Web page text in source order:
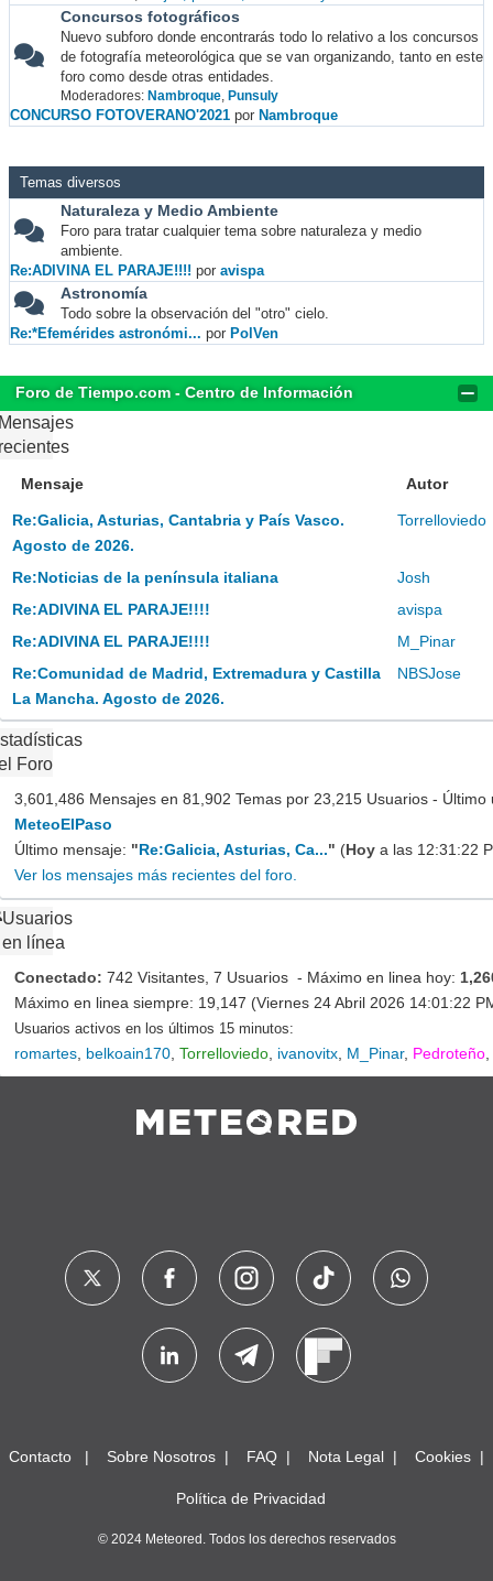
Concursos fotográficos
Nuevo subforo donde encontrarás todo lo relativo a los concursos
de fotografía meteorológica que se van organizando, tanto en este
foro como desde otras entidades.
Moderadores: Nambroque, Punsuly
CONCURSO FOTOVERANO'2021 por Nambroque
Temas diversos
Naturaleza y Medio Ambiente
Foro para tratar cualquier tema sobre naturaleza y medio
ambiente.
Re:ADIVINA EL PARAJE!!!! por avispa
Astronomía
Todo sobre la observación del "otro" cielo.
Re:*Efemérides astronómi... por PolVen
Foro de Tiempo.com - Centro de Información
Mensaje Autor
Re:Galicia, Asturias, Cantabria y País Vasco.
Agosto de 2026.
Torrelloviedo
Re:Noticias de la península italiana
Josh
Re:ADIVINA EL PARAJE!!!!
avispa
Re:ADIVINA EL PARAJE!!!!
M_Pinar
Re:Comunidad de Madrid, Extremadura y Castilla
La Mancha. Agosto de 2026.
NBSJose
Foro
3,601,486 Mensajes en 81,902 Temas por 23,215 Usuarios - Último
MeteoElPaso
Último mensaje: "Re:Galicia, Asturias, Ca..." (Hoy a las 12:31:22
Ver los mensajes más recientes del foro.
Usuarios
en línea
Conectado: 742 Visitantes, 7 Usuarios - Máximo en linea hoy:
Máximo en linea siempre: 19,147 (Viernes 24 Abril 2026 14:01:22
Usuarios activos en los últimos 15 minutos:
romartes belkoain170 Torrelloviedo ivanovitx M_Pinar, Pedroteño
Contacto Sobre Nosotros FAQ Nota Legal Cookies
Política de Privacidad
© 2024 Meteored. Todos los derechos reservados